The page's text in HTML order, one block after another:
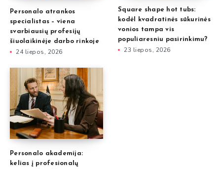
Personalo atrankos
specialistas – viena
svarbiausių profesijų
šiuolaikinėje darbo rinkoje
24 liepos, 2026
Square shape hot tubs:
kodėl kvadratinės sūkurinės
vonios tampa vis
populiaresniu pasirinkimu?
23 liepos, 2026
Personalo akademija:
kelias į profesionalų